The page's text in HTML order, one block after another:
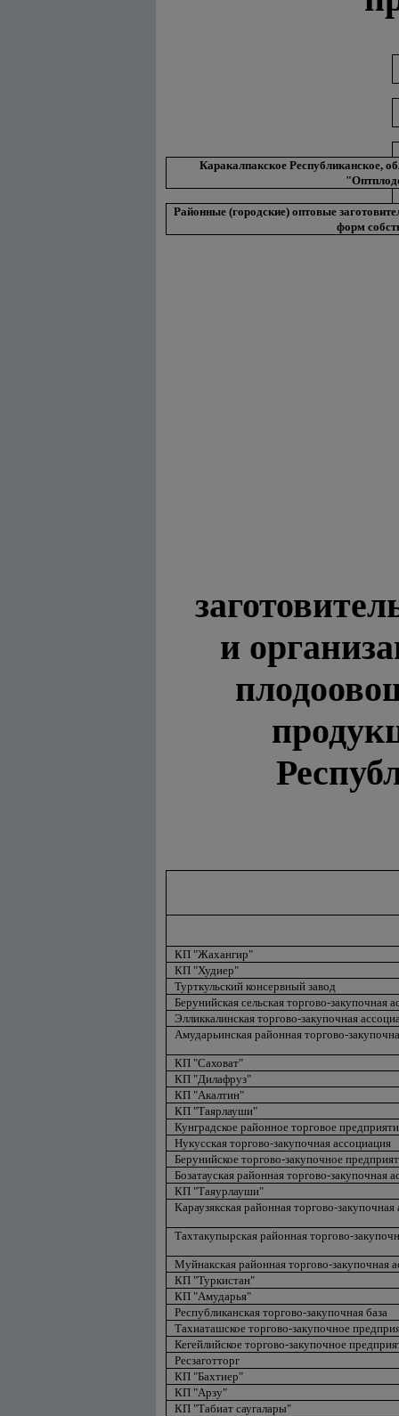
Каракалпакское Республиканское,
Районные (городские) оптовые
форм
и
КП "Жахангир"
КП "Худиер"
Турткульский консервный завод
Берунийская сельская торгово-закупочная
Элликкалинская торгово-закупочная
Амударьинская районная торгово-
КП "Саховат"
КП "Дилафруз"
КП "Акалтин"
КП "Таярлауши"
Кунградское районное торговое
Нукусская торгово-закупочная ассоциация
Берунийское торгово-закупочное
Бозатауская районная торгово-закупочная
КП "Таяурлауши"
Караузякская районная торгово-закупочная
Тахтакупырская районная торгово-
Муйнакская районная торгово-закупочная
КП "Туркистан"
КП "Амударья"
Республиканская торгово-закупочная база
Тахиаташское торгово-закупочное
Кегейлийское торгово-закупочное
Ресзаготторг
КП "Бахтиер"
КП "Арзу"
КП "Табиат саугалары"